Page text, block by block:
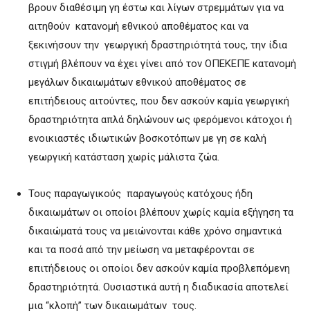
βρουν διαθέσιμη γη έστω και λίγων στρεμμάτων για να
αιτηθούν κατανομή εθνικού αποθέματος και να
ξεκινήσουν την γεωργική δραστηριότητά τους, την ίδια
στιγμή βλέπουν να έχει γίνει από τον ΟΠΕΚΕΠΕ κατανομή
μεγάλων δικαιωμάτων εθνικού αποθέματος σε
επιτήδειους αιτούντες, που δεν ασκούν καμία γεωργική
δραστηριότητα απλά δηλώνουν ως φερόμενοι κάτοχοι ή
ενοικιαστές ιδιωτικών βοσκοτόπων με γη σε καλή
γεωργική κατάσταση χωρίς μάλιστα ζώα.
Τους παραγωγικούς παραγωγούς κατόχους ήδη
δικαιωμάτων οι οποίοι βλέπουν χωρίς καμία εξήγηση τα
δικαιώματά τους να μειώνονται κάθε χρόνο σημαντικά
και τα ποσά από την μείωση να μεταφέρονται σε
επιτήδειους οι οποίοι δεν ασκούν καμία προβλεπόμενη
δραστηριότητά. Ουσιαστικά αυτή η διαδικασία αποτελεί
μια “κλοπή” των δικαιωμάτων τους.